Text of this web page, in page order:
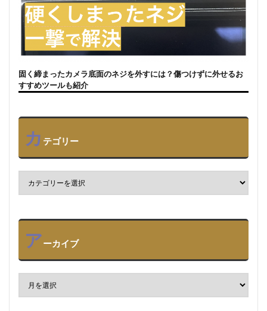
固く締まったカメラ底面のネジを外すには？傷つけずに外せるお
すすめツールも紹介
カ テゴリー
アーカイブ